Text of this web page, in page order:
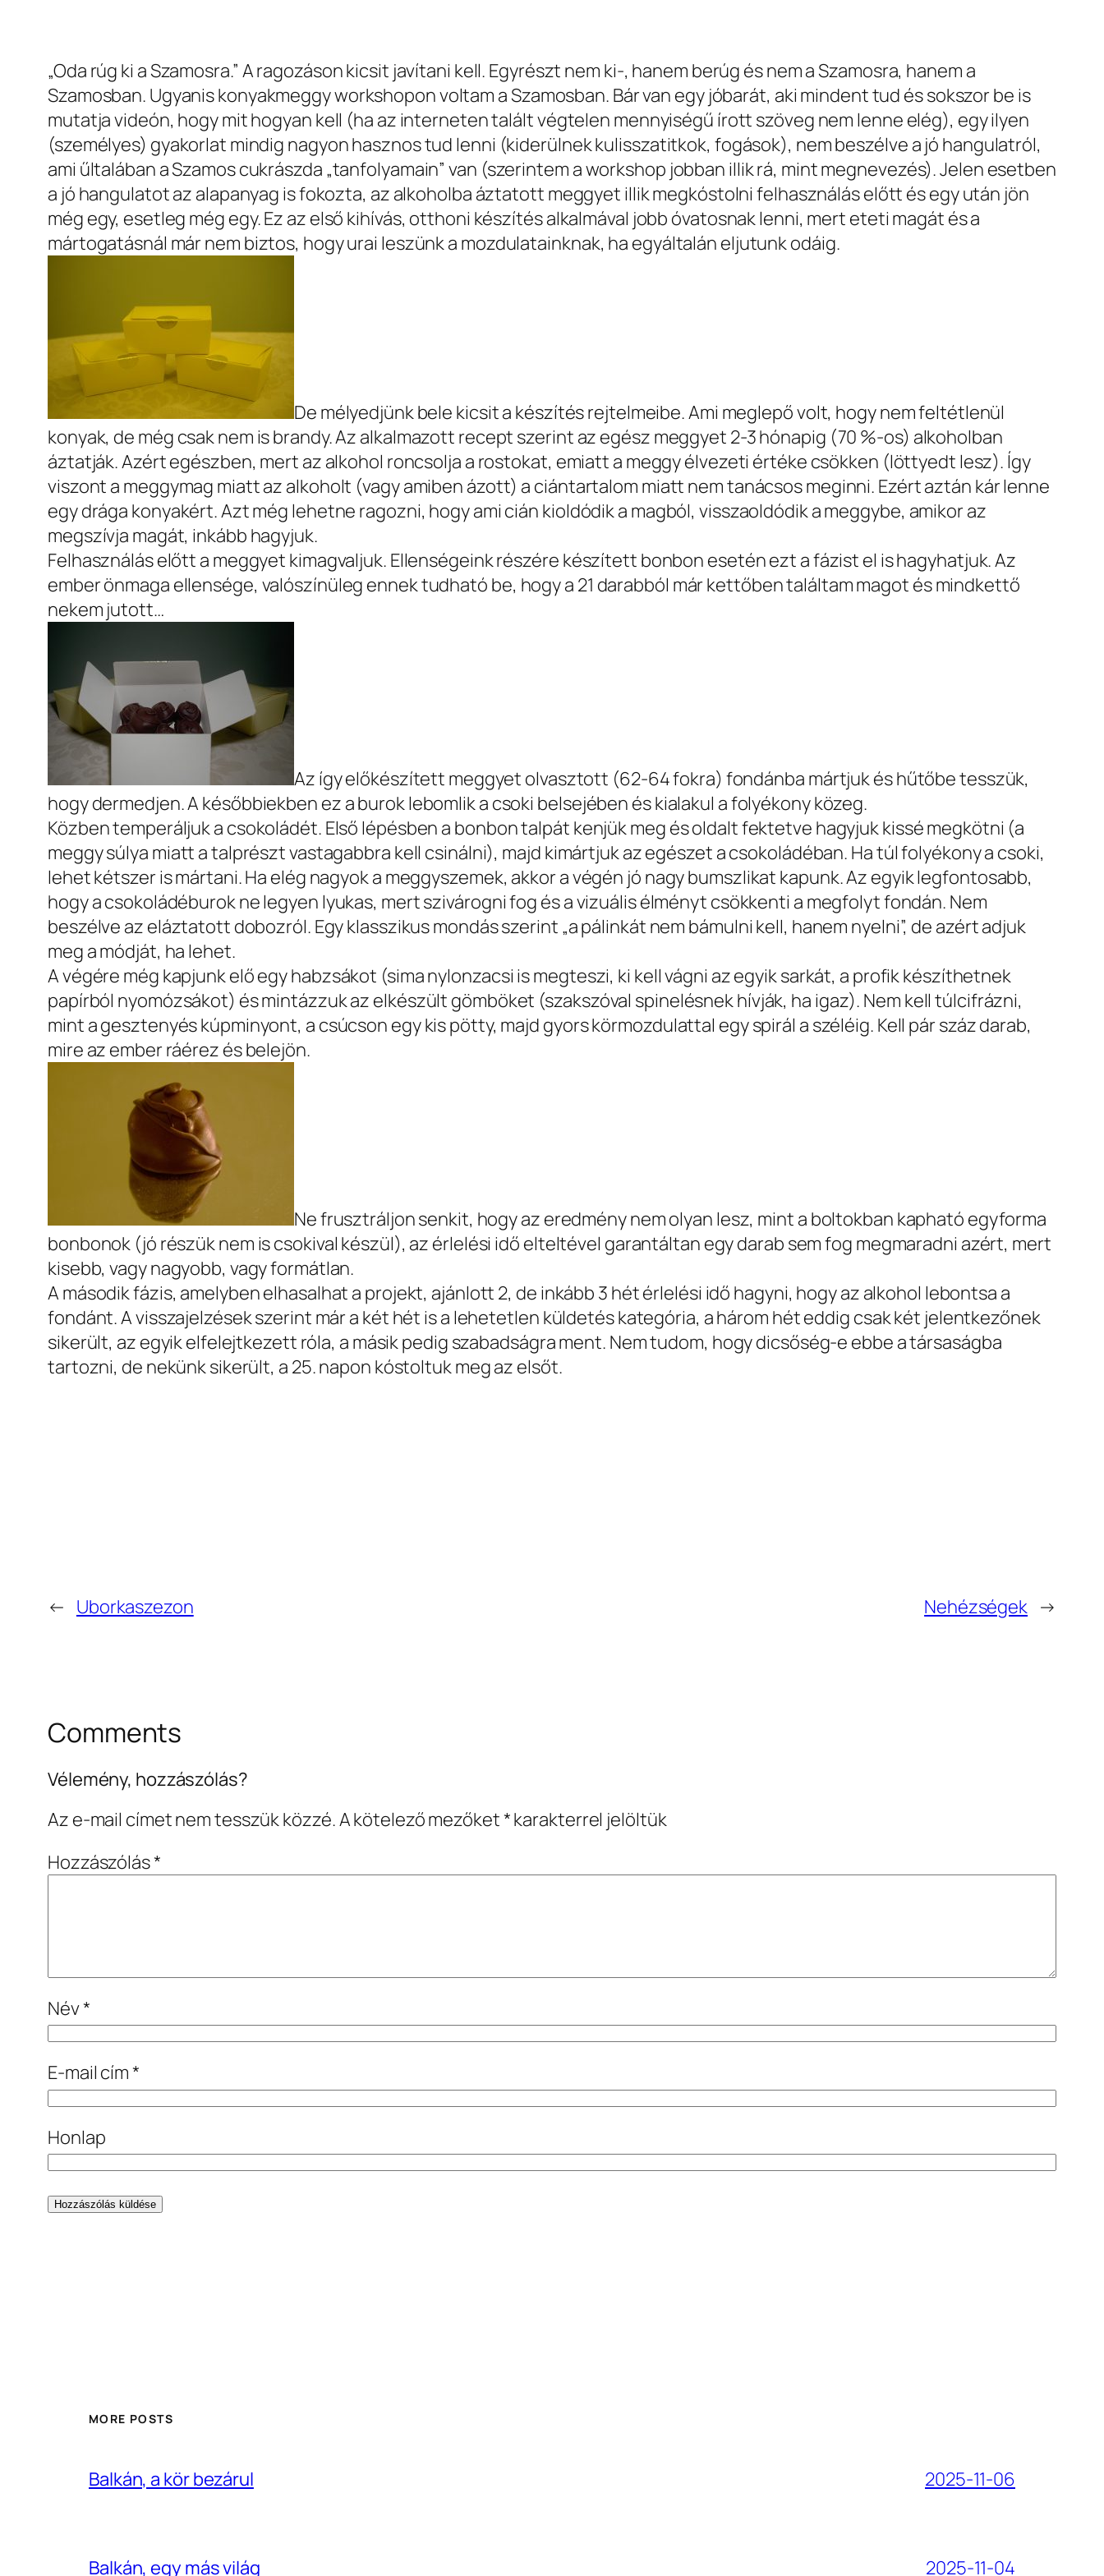
„Oda rúg ki a Szamosra.” A ragozáson kicsit javítani kell. Egyrészt nem ki-, hanem berúg és nem a Szamosra, hanem a
Szamosban. Ugyanis konyakmeggy workshopon voltam a Szamosban. Bár van egy jóbarát, aki mindent tud és sokszor be is
mutatja videón, hogy mit hogyan kell (ha az interneten talált végtelen mennyiségű írott szöveg nem lenne elég), egy ilyen
(személyes) gyakorlat mindig nagyon hasznos tud lenni (kiderülnek kulisszatitkok, fogások), nem beszélve a jó hangulatról,
ami űltalában a Szamos cukrászda „tanfolyamain” van (szerintem a workshop jobban illik rá, mint megnevezés). Jelen esetben
a jó hangulatot az alapanyag is fokozta, az alkoholba áztatott meggyet illik megkóstolni felhasználás előtt és egy után jön
még egy, esetleg még egy. Ez az első kihívás, otthoni készítés alkalmával jobb óvatosnak lenni, mert eteti magát és a
mártogatásnál már nem biztos, hogy urai leszünk a mozdulatainknak, ha egyáltalán eljutunk odáig.
De mélyedjünk bele kicsit a készítés rejtelmeibe. Ami meglepő volt, hogy nem feltétlenül
konyak, de még csak nem is brandy. Az alkalmazott recept szerint az egész meggyet 2-3 hónapig (70 %-os) alkoholban
áztatják. Azért egészben, mert az alkohol roncsolja a rostokat, emiatt a meggy élvezeti értéke csökken (löttyedt lesz). Így
viszont a meggymag miatt az alkoholt (vagy amiben ázott) a ciántartalom miatt nem tanácsos meginni. Ezért aztán kár lenne
egy drága konyakért. Azt még lehetne ragozni, hogy ami cián kioldódik a magból, visszaoldódik a meggybe, amikor az
megszívja magát, inkább hagyjuk.
Felhasználás előtt a meggyet kimagvaljuk. Ellenségeink részére készített bonbon esetén ezt a fázist el is hagyhatjuk. Az
ember önmaga ellensége, valószínüleg ennek tudható be, hogy a 21 darabból már kettőben találtam magot és mindkettő
nekem jutott…
Az így előkészített meggyet olvasztott (62-64 fokra) fondánba mártjuk és hűtőbe tesszük,
hogy dermedjen. A későbbiekben ez a burok lebomlik a csoki belsejében és kialakul a folyékony közeg.
Közben temperáljuk a csokoládét. Első lépésben a bonbon talpát kenjük meg és oldalt fektetve hagyjuk kissé megkötni (a
meggy súlya miatt a talprészt vastagabbra kell csinálni), majd kimártjuk az egészet a csokoládéban. Ha túl folyékony a csoki,
lehet kétszer is mártani. Ha elég nagyok a meggyszemek, akkor a végén jó nagy bumszlikat kapunk. Az egyik legfontosabb,
hogy a csokoládéburok ne legyen lyukas, mert szivárogni fog és a vizuális élményt csökkenti a megfolyt fondán. Nem
beszélve az eláztatott dobozról. Egy klasszikus mondás szerint „a pálinkát nem bámulni kell, hanem nyelni”, de azért adjuk
meg a módját, ha lehet.
A végére még kapjunk elő egy habzsákot (sima nylonzacsi is megteszi, ki kell vágni az egyik sarkát, a profik készíthetnek
papírból nyomózsákot) és mintázzuk az elkészült gömböket (szakszóval spinelésnek hívják, ha igaz). Nem kell túlcifrázni,
mint a gesztenyés kúpminyont, a csúcson egy kis pötty, majd gyors körmozdulattal egy spirál a széléig. Kell pár száz darab,
mire az ember ráérez és belejön.
Ne frusztráljon senkit, hogy az eredmény nem olyan lesz, mint a boltokban kapható egyforma
bonbonok (jó részük nem is csokival készül), az érlelési idő elteltével garantáltan egy darab sem fog megmaradni azért, mert
kisebb, vagy nagyobb, vagy formátlan.
A második fázis, amelyben elhasalhat a projekt, ajánlott 2, de inkább 3 hét érlelési idő hagyni, hogy az alkohol lebontsa a
fondánt. A visszajelzések szerint már a két hét is a lehetetlen küldetés kategória, a három hét eddig csak két jelentkezőnek
sikerült, az egyik elfelejtkezett róla, a másik pedig szabadságra ment. Nem tudom, hogy dicsőség-e ebbe a társaságba
tartozni, de nekünk sikerült, a 25. napon kóstoltuk meg az elsőt.
← Uborkaszezon Nehézségek →
Comments
Vélemény, hozzászólás?
Az e-mail címet nem tesszük közzé.A kötelező mezőket*karakterrel jelöltük
Hozzászólás*
Név*
E-mail cím*
Honlap
MORE POSTS
Balkán, a kör bezárul 2025-11-06
Balkán, egy más világ 2025-11-04